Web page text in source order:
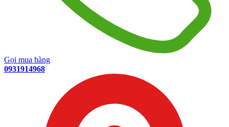
Gọi mua hàng
0931914968